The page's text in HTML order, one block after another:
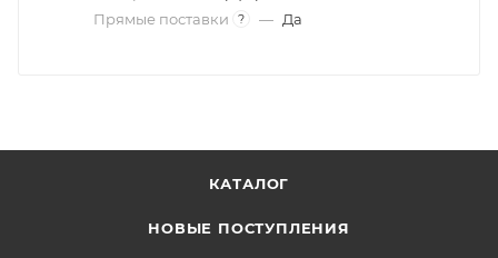
Прямые поставки
? — Да
КАТАЛОГ
НОВЫЕ ПОСТУПЛЕНИЯ